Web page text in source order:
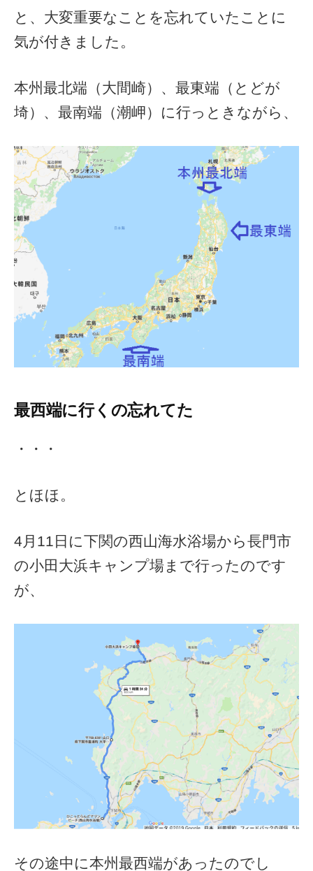
と、大変重要なことを忘れていたことに
気が付きました。
本州最北端（大間崎）、最東端（とどが
埼）、最南端（潮岬）に行っときながら、
最西端に行くの忘れてた
・・・
とほほ。
4月11日に下関の西山海水浴場から長門市
の小田大浜キャンプ場まで行ったのです
が、
その途中に本州最西端があったのでし